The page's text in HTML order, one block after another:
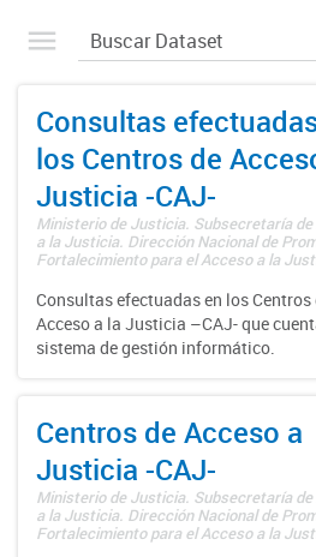
Consultas
los Centros de
Justicia -CAJ-
Ministerio de Justicia. Subsecretaría
a la Justicia. Dirección Nacional de
Fortalecimiento para el Acceso a la
Consultas efectuadas en los Centros
Acceso a la Justicia –CAJ- que
sistema de gestión informático.
Centros de Acceso a
Justicia -CAJ-
Ministerio de Justicia. Subsecretaría
a la Justicia. Dirección Nacional de
Fortalecimiento para el Acceso a la